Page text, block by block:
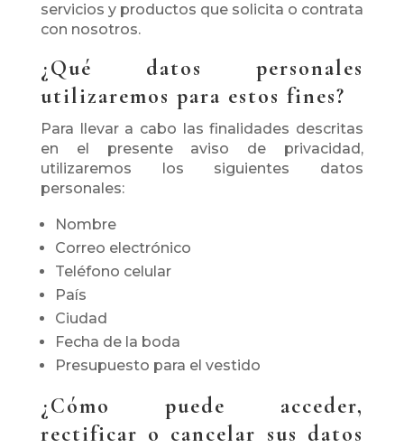
servicios y productos que solicita o contrata
con nosotros.
¿Qué datos personales
utilizaremos para estos fines?
Para llevar a cabo las finalidades descritas
en el presente aviso de privacidad,
utilizaremos los siguientes datos
personales:
Nombre
Correo electrónico
Teléfono celular
País
Ciudad
Fecha de la boda
Presupuesto para el vestido
¿Cómo puede acceder,
rectificar o cancelar sus datos